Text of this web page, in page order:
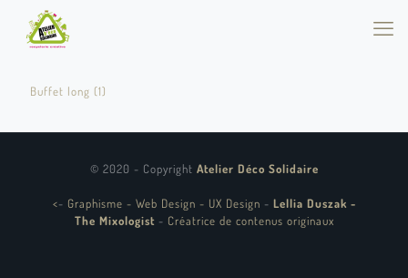
Buffet long (1)
© 2020 - Copyright Atelier Déco Solidaire
<- Graphisme - Web Design - UX Design - Lellia Duszak -
The Mixologist - Créatrice de contenus originaux